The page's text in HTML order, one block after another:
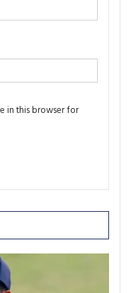
in this browser for